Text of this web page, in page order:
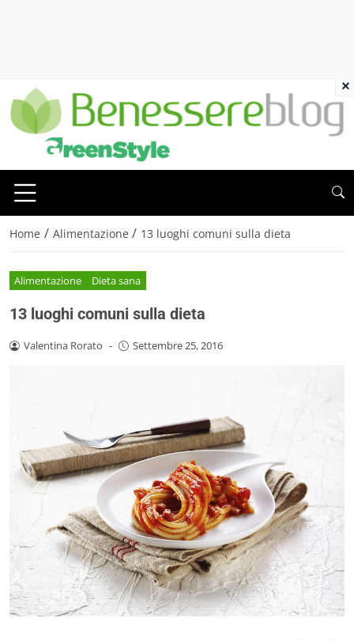
Home / Alimentazione / 13 luoghi comuni sulla dieta
Alimentazione Dieta sana
13 luoghi comuni sulla dieta
Valentina Rorato - Settembre 25, 2016
×